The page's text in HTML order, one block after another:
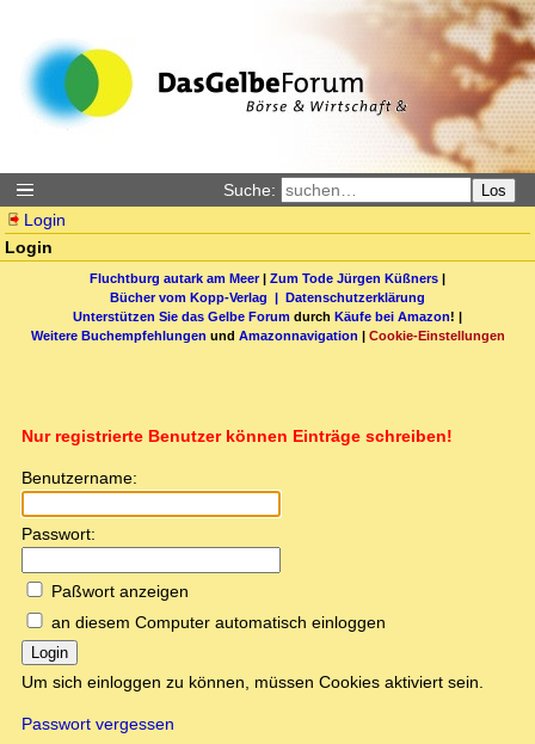
Suche: Los
Login
Login
Fluchtburg autark am Meer| Zum Tode Jürgen Küßners |
Bücher vom Kopp-Verlag | Datenschutzerklärung
Unterstützen Sie das Gelbe Forum durch Käufe bei Amazon! |
Weitere Buchempfehlungen und Amazonnavigation | Cookie-Einstellungen
Nur registrierte Benutzer können Einträge schreiben!
Benutzername:
Passwort:
Paßwort anzeigen
an diesem Computer automatisch einloggen
Login
Um sich einloggen zu können, müssen Cookies aktiviert sein.
Passwort vergessen